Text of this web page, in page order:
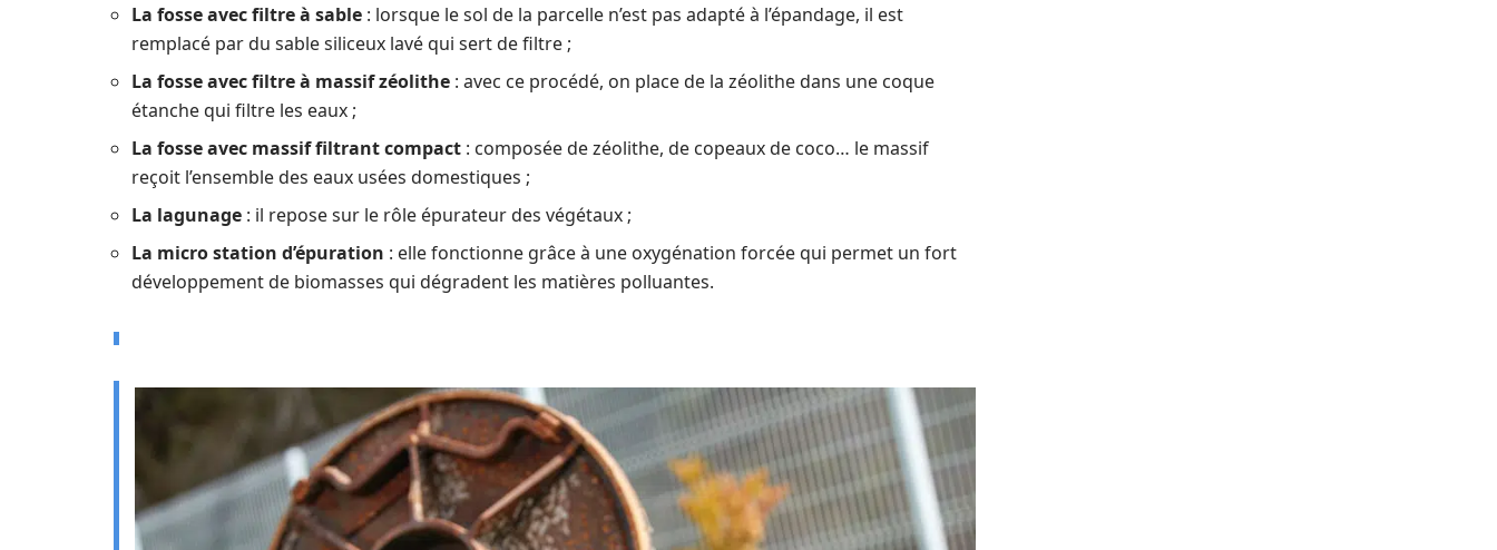
La fosse avec filtre à sable : lorsque le sol de la parcelle n’est pas adapté à l’épandage, il est
remplacé par du sable siliceux lavé qui sert de filtre ;
La fosse avec filtre à massif zéolithe : avec ce procédé, on place de la zéolithe dans une coque
étanche qui filtre les eaux ;
La fosse avec massif filtrant compact : composée de zéolithe, de copeaux de coco… le massif
reçoit l’ensemble des eaux usées domestiques ;
La lagunage : il repose sur le rôle épurateur des végétaux ;
La micro station d’épuration : elle fonctionne grâce à une oxygénation forcée qui permet un fort
développement de biomasses qui dégradent les matières polluantes.